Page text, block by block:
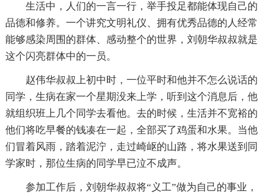
生活中，人们的一言一行，举手投足都能体现自己的
品德和修养。一个讲究文明礼仪、拥有优秀品德的人经常
能够感染周围的群体、感动整个的世界，刘朝华叔叔就是
这个闪亮群体中的一员。
赵伟华叔叔上初中时，一位平时和他并不怎么说话的
同学，生病在家一个星期没来上学，听到这个消息后，他
就组织班上几个同学去看他。去的时候，生活并不宽裕的
他们将吃早餐的钱凑在一起，全部买了鸡蛋和水果。当他
们冒着风雨，踏着泥泞，走过崎岖的山路，将水果送到同
学家时，那位生病的同学早已泣不成声。
参加工作后，刘朝华叔叔将“义工”做为自己的事业，